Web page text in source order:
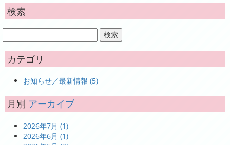
検索
カテゴリ
お知らせ／最新情報 (5)
月別 アーカイブ
2026年7月 (1)
2026年6月 (1)